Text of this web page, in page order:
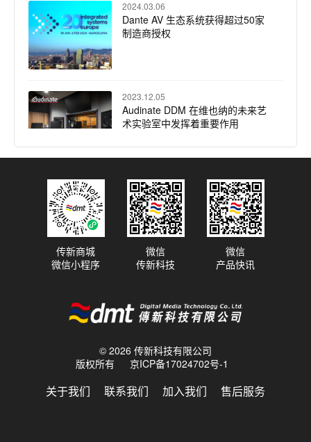
2024.03.06
Dante AV 生态系统获得超过50家
制造商授权
2023.12.05
Audinate DDM 在维也纳的未来艺
术实验室中发挥着重要作用
2022.12.13
新的NFL媒体总部构建Dante音频
网络
色表现，同步相距数百英里的 3 组
不同的音乐家，如同站在一个舞台
2021.12.13
圆满完成东京奥运会转播
© 2026 传新科技有限公司
版权所有
京ICP备17024702号-1
关于我们 联系我们 加入我们 售后服务
传新商城
微信小程序
微信
传新科技
微信
产品快讯